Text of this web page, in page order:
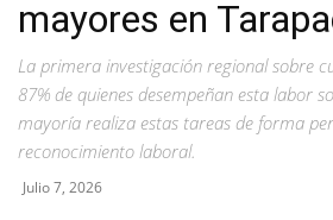
mayores en
La primera investigación regional sobre
87% de quienes desempeñan esta labor
mayoría realiza estas tareas de forma
reconocimiento laboral.
Julio 7, 2026